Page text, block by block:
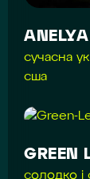
сучасна
сша
GREEN
солодко і